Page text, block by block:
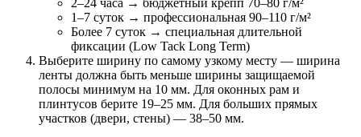
1–7 суток → профессиональная 90–110 г/м²
Более 7 суток → специальная длительной
фиксации (Low Tack Long Term)
Выберите ширину по самому узкому месту — ширина
ленты должна быть меньше ширины защищаемой
полосы минимум на 10 мм. Для оконных рам и
плинтусов берите 19–25 мм. Для больших прямых
участков (двери, стены) — 38–50 мм.